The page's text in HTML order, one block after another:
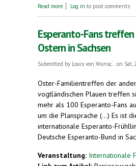
Read more about Esperanto-Woche in
Log in to post comments
Esperanto-Fans treffen
Ostern in Sachsen
Submitted by Louis von Wunsc... on Sat,
Oster-Familientreffen der
vogtländischen Plauen treffen
mehr als 100 Esperanto-Fans
um die Plansprache (...) Es ist
internationale Esperanto-
Deutsche Esperanto-Bund in
Veranstaltung: Internationale